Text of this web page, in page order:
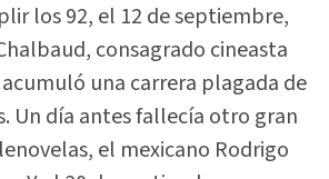
los 92, el 12 de septiembre,
consagrado cineasta
una carrera plagada de
Un día antes fallecía otro gran
el mexicano Rodrigo